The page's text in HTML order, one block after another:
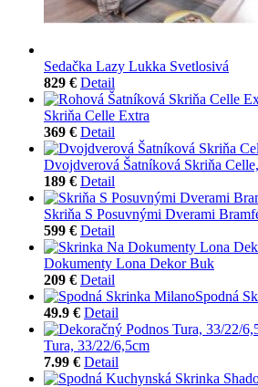
Sedačka Lazy Lukka Svetlosivá
829 € Detail
Skriňa Celle Extra
369 € Detail
Dvojdverová Šatníková Skriňa
189 € Detail
Skriňa S Posuvnými Dverami
599 € Detail
Dokumenty Lona Dekor Buk
209 € Detail
Spodná
49.9 € Detail
Tura, 33/22/6,5cm
7.99 € Detail